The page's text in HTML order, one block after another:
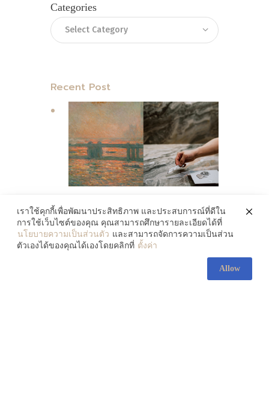
Categories
Recent Post
Sansiri Artful Quality งาน
วัสดุและงานก่อสร้างสุดประณีต
ดั่งภาพงานศิลปะ
เราใช้คุกกี้เพื่อพัฒนาประสิทธิภาพ และประสบการณ์ที่ดีใน
การใช้เว็บไซต์ของคุณ คุณสามารถศึกษารายละเอียดได้ที่
นโยบายความเป็นส่วนตัว และสามารถจัดการความเป็นส่วน
ตัวเองได้ของคุณได้เองโดยคลิกที่ ตั้งค่า
Allow